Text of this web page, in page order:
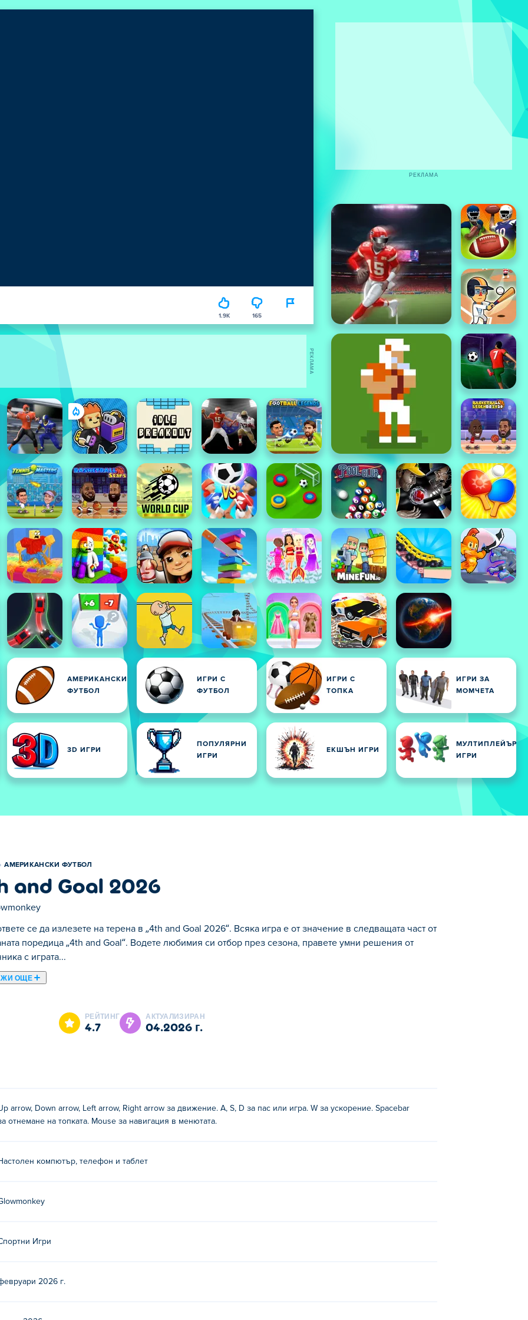
1.9K 165
АМЕРИКАНСКИ
ФУТБОЛ
ИГРИ С
ФУТБОЛ
ИГРИ С
ТОПКА
ИГРИ ЗА
МОМЧЕТА
3D ИГРИ
ПОПУЛЯРНИ
ИГРИ
ЕКШЪН ИГРИ
МУЛТИПЛЕЙЪР
ИГРИ
РЕКЛАМА
РЕКЛАМА
АМЕРИКАНСКИ ФУТБОЛ
and Goal 2026
се да излезете на терена в „4th and Goal 2026“. Всяка игра е от значение в следващата част от
поредица „4th and Goal“. Водете любимия си отбор през сезона, правете умни решения от
с играта...
ОЩЕ
and Goal 2026“. Всяка игра е от значение в следващата част от обичаната поредица „4th and
си с остра атака и силна защита. Можете ли да поведете отбора си чак до титлата тази година?
на Poki.
РЕЙТИНГ
4.7
АКТУАЛИЗИРАН
04.2026 г.
arrow, Down arrow, Left arrow, Right arrow за движение. A, S, D за пас или игра. W за ускорение. Spacebar
отнемане на топката. Mouse за навигация в менютата.
компютър, телефон и таблет
Игри
2026 г.